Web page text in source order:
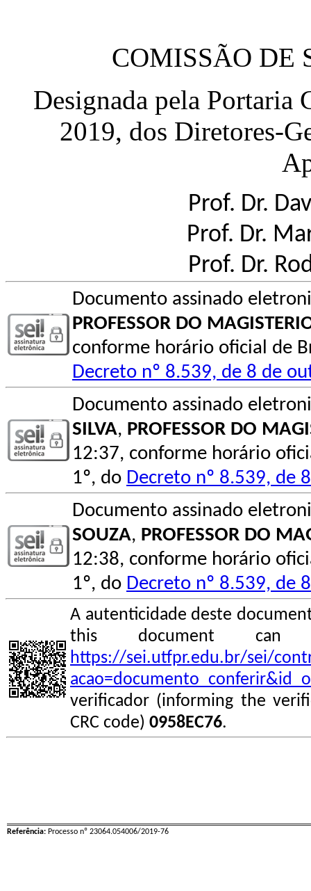
COMISSÃO DE
Designada pela Portaria
2019, dos Diretores-
Prof. Dr.
Prof. Dr. Marco
Prof. Dr.
Documento assinado
PROFESSOR DO
conforme horário oficial de
Decreto nº 8.539, de 8 de
Documento assinado
SILVA, PROFESSOR DO
12:37, conforme horário
1º, do Decreto nº 8.539, de
Documento assinado
SOUZA, PROFESSOR DO
12:38, conforme horário
1º, do Decreto nº 8.539, de
A autenticidade deste
this document
https://sei.utfpr.edu.br/sei/
verificador (informing the
CRC code) 0958EC76.
Referência: Processo nº 23064.054006/2019-76